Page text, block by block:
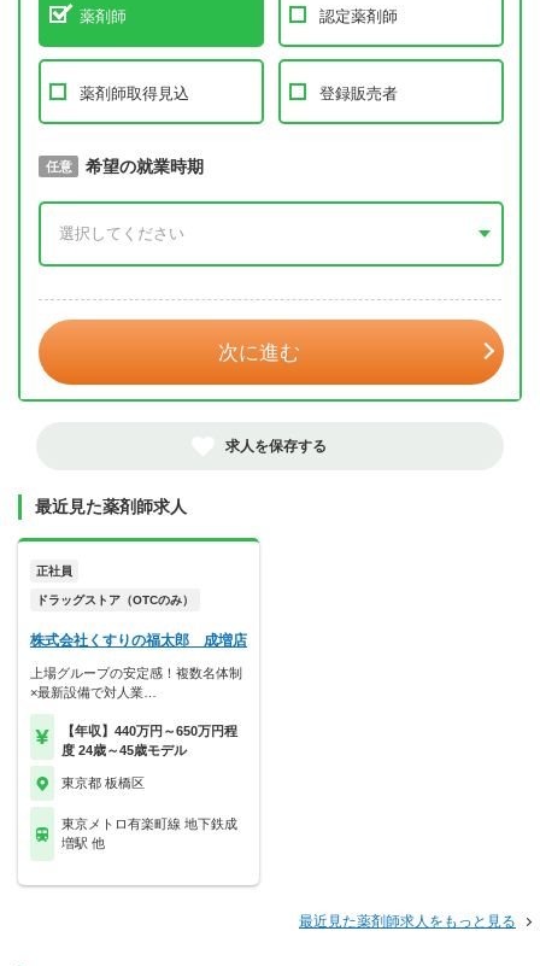
薬剤師 認定薬剤師
薬剤師取得見込 登録販売者
必須 取得予定年
任意 希望の就業時期
次に進む
求人を保存する
最近見た薬剤師求人
正社員
ドラッグストア（OTCのみ）
株式会社くすりの福太郎 成増店
上場グループの安定感！複数名体制
×最新設備で対人業…
【年収】440万円～650万円程
度 24歳～45歳モデル
東京都 板橋区
東京メトロ有楽町線 地下鉄成
増駅 他
最近見た薬剤師求人をもっと見る